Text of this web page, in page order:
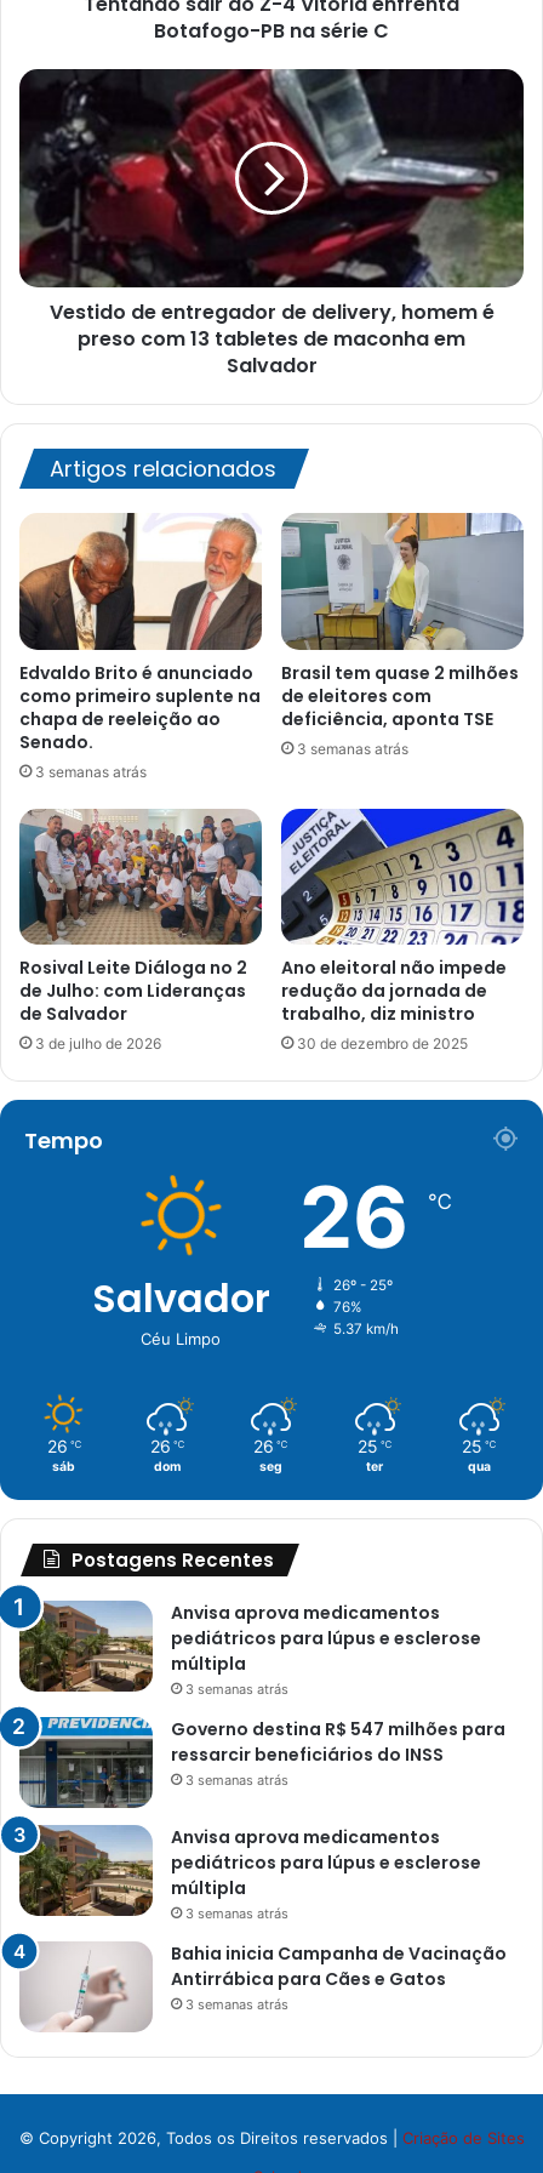
Botafogo-PB na série C
Vestido
entregador
de
delivery,
homem
preso
com
tabletes
em
Vestido de entregador de delivery, homem é
preso com 13 tabletes de maconha em
Salvador
Artigos relacionados
Edvaldo Brito é anunciado
como primeiro suplente na
chapa de reeleição ao
Senado.
3 semanas atrás
Brasil tem quase 2 milhões
de eleitores com
deficiência, aponta TSE
3 semanas atrás
Rosival Leite Diáloga no 2
de Julho: com Lideranças
de Salvador
3 de julho de 2026
Ano eleitoral não impede
redução da jornada de
trabalho, diz ministro
30 de dezembro de 2025
Tempo
Salvador
Céu Limpo
26 ℃
26º - 25º
76%
5.37 km/h
26 ℃
sáb
26 ℃
dom
26 ℃
seg
25 ℃
ter
25 ℃
qua
Postagens Recentes
Anvisa aprova medicamentos
pediátricos para lúpus e esclerose
múltipla
3 semanas atrás
Governo destina R$ 547 milhões para
ressarcir beneficiários do INSS
3 semanas atrás
Anvisa aprova medicamentos
pediátricos para lúpus e esclerose
múltipla
3 semanas atrás
Bahia inicia Campanha de Vacinação
Antirrábica para Cães e Gatos
3 semanas atrás
© Copyright 2026, Todos os Direitos reservados | Criação de Sites